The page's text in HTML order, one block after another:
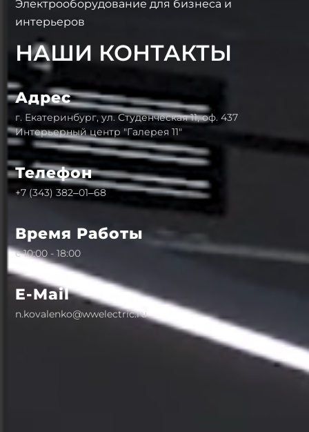
Электрооборудование для бизнеса и
интерьеров
НАШИ КОНТАКТЫ
Адрес
г. Екатеринбург, ул. Студенческая 11, оф. 437
Интерьерный центр "Галерея 11"
Телефон
+7 (343) 382‒01‒68
Время Работы
с 10:00 - 18:00
E-Mail
n.kovalenko@wwelectric.ru